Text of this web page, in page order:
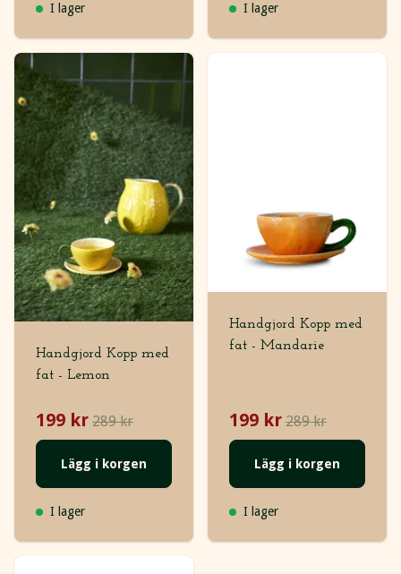
I lager I lager
Handgjord Kopp med
fat - Lemon
199 kr 289 kr
Lägg i korgen
I lager
Handgjord Kopp med
fat - Mandarie
199 kr 289 kr
Lägg i korgen
I lager